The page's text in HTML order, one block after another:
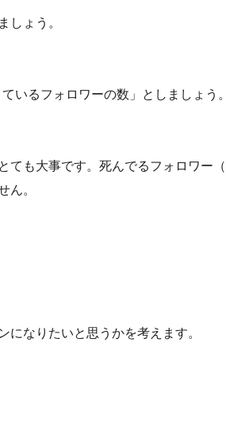
ょう。
いるフォロワーの数」としましょう。
ても大事です。死んでるフォロワー（
。
なりたいと思うかを考えます。